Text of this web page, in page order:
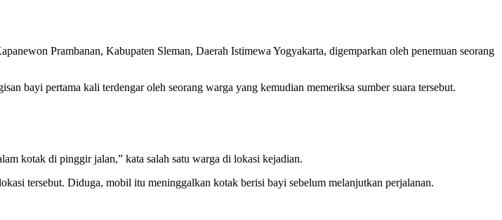
Prambanan, Kabupaten Sleman, Daerah Istimewa Yogyakarta, digemparkan oleh penemuan seorang
bayi pertama kali terdengar oleh seorang warga yang kemudian memeriksa sumber suara tersebut.
kotak di pinggir jalan,” kata salah satu warga di lokasi kejadian.
tersebut. Diduga, mobil itu meninggalkan kotak berisi bayi sebelum melanjutkan perjalanan.